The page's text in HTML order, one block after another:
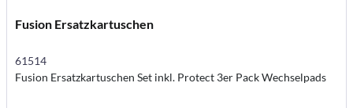
Fusion Ersatzkartuschen
61514
Fusion Ersatzkartuschen Set inkl. Protect 3er Pack Wechselpads